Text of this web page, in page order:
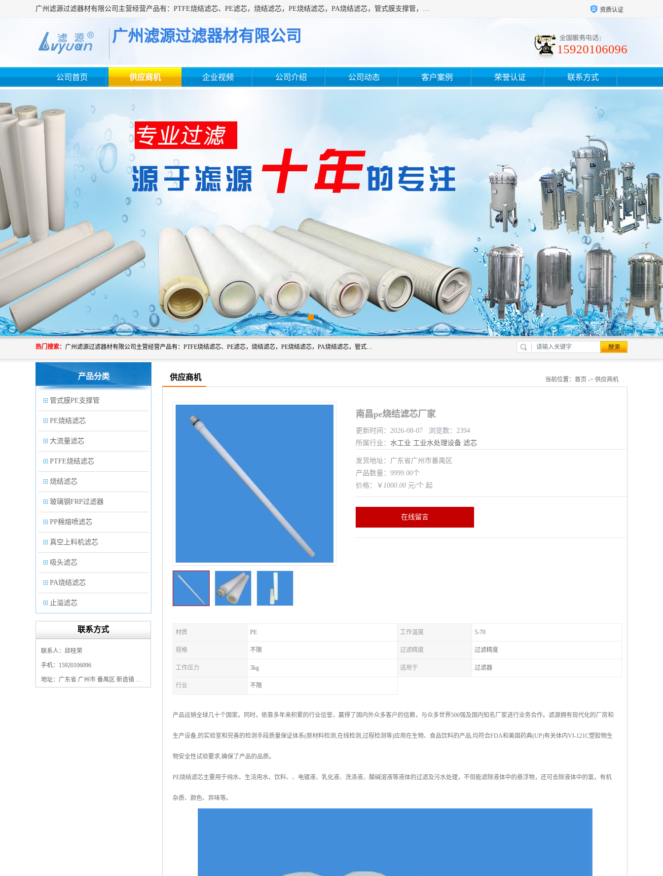
广州滤源过滤器材有限公司主营经营产品有：PTFE烧结滤芯、PE滤芯，烧结滤芯，PE烧结滤芯，PA烧结滤芯，管式膜支撑管，真空上料机滤芯，粉末烧结滤芯，止溢滤芯，吸头滤芯，湿化瓶滤芯、不锈钢烧结滤芯等。公司现拥有一批精干的管理人员和一支高素质的技术队伍，舒适优雅的办公环境和拥有全新现代化标准厂房。 资质认证
广州滤源过滤器材有限公司
15920106096
公司首页 供应商机 企业视频 公司介绍 公司动态 客户案例 荣誉认证 联系方式
热门搜索： 广州滤源过滤器材有限公司主营经营产品有：PTFE烧结滤芯、PE滤芯，烧结滤芯，PE烧结滤芯，PA烧结滤芯，管式膜支撑管，真空上料机滤芯，粉末烧结滤芯，止溢滤芯，吸头滤芯，湿化瓶滤芯、不锈钢烧结滤芯等。公司现拥有一批精干的管理人员和一支高素质的技术队伍，舒适优雅的办公环境和拥有全新现代化标准厂房。
产品分类
管式膜PE支撑管
PE烧结滤芯
大流量滤芯
PTFE烧结滤芯
烧结滤芯
玻璃钢FRP过滤器
PP棉熔喷滤芯
真空上料机滤芯
吸头滤芯
PA烧结滤芯
止溢滤芯
PP塑料过滤器
保安过滤器滤芯
联系方式
联系人：邱桂荣
手机：15920106096
地址：广东省 广州市 番禺区 新造镇 新造镇石角咀街4号三楼之一
供应商机 当前位置： 首页 -> 供应商机
南昌pe烧结滤芯厂家
更新时间：2026-08-07 浏览数：2394
所属行业： 水工业 工业水处理设备 滤芯
发货地址：广东省广州市番禺区
产品数量：9999.00个
价格：￥ 1000.00 元/个 起
在线留言
材质 PE 工作温度 5-70
规格 不限 过滤精度 过滤精度
工作压力 3kg 适用于 过滤器
行业 不限
产品远销全球几十个国家。同时，依靠多年来积累的行业信誉，赢得了国内外众多客户的信赖，与众多世界500强及国内知名厂家进行业务合作。滤源拥有现代化的厂房和
生产设备,的实验室和完善的检测手段质量保证体系(原材料检测,在线检测,过程检测等)应用在生物、食品饮料的产品,均符合FDA和美国药典(UP)有关体内VI-121C塑胶物生
物安全性试验要求,确保了产品的品质。
PE烧结滤芯主要用于纯水、生活用水、饮料、、电镀液、乳化液、洗涤液、酸碱溶液等液体的过滤及污水处理，不但能滤除液体中的悬浮物，还可去除液体中的氯，有机
杂质、颜色、异味等。